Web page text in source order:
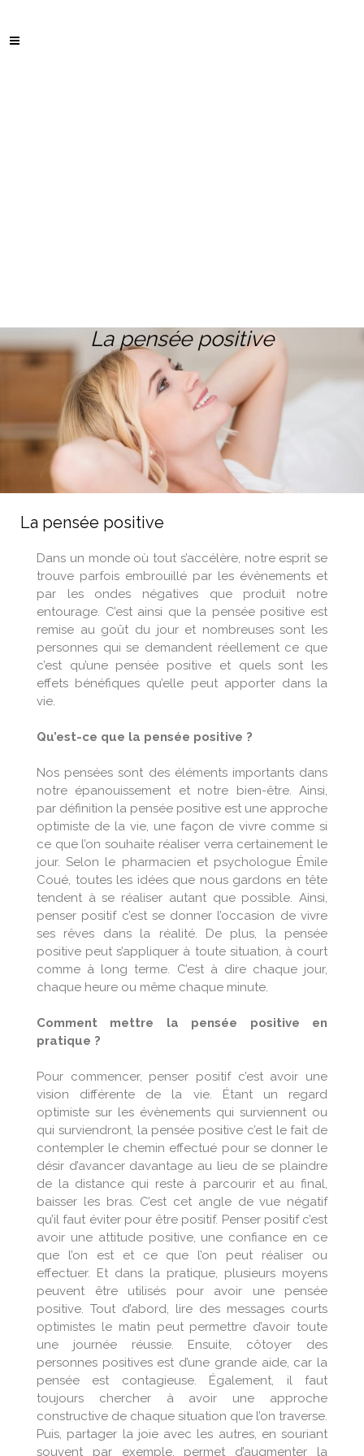
La pensée positive
La pensée positive
Dans un monde où tout s’accélère, notre esprit se
trouve parfois embrouillé par les évènements et
par les ondes négatives que produit notre
entourage. C’est ainsi que la pensée positive est
remise au goût du jour et nombreuses sont les
personnes qui se demandent réellement ce que
c’est qu’une pensée positive et quels sont les
effets bénéfiques qu’elle peut apporter dans la
vie.
Qu’est-ce que la pensée positive ?
Nos pensées sont des éléments importants dans
notre épanouissement et notre bien-être. Ainsi,
par définition la pensée positive est une approche
optimiste de la vie, une façon de vivre comme si
ce que l’on souhaite réaliser verra certainement le
jour. Selon le pharmacien et psychologue Émile
Coué, toutes les idées que nous gardons en tête
tendent à se réaliser autant que possible. Ainsi,
penser positif c’est se donner l’occasion de vivre
ses rêves dans la réalité. De plus, la pensée
positive peut s’appliquer à toute situation, à court
comme à long terme. C’est à dire chaque jour,
chaque heure ou même chaque minute.
Comment mettre la pensée positive en
pratique ?
Pour commencer, penser positif c’est avoir une
vision différente de la vie. Étant un regard
optimiste sur les évènements qui surviennent ou
qui surviendront, la pensée positive c’est le fait de
contempler le chemin effectué pour se donner le
désir d’avancer davantage au lieu de se plaindre
de la distance qui reste à parcourir et au final,
baisser les bras. C’est cet angle de vue négatif
qu’il faut éviter pour être positif. Penser positif c’est
avoir une attitude positive, une confiance en ce
que l’on est et ce que l’on peut réaliser ou
effectuer. Et dans la pratique, plusieurs moyens
peuvent être utilisés pour avoir une pensée
positive. Tout d’abord, lire des messages courts
optimistes le matin peut permettre d’avoir toute
une journée réussie. Ensuite, côtoyer des
personnes positives est d’une grande aide, car la
pensée est contagieuse. Également, il faut
toujours chercher à avoir une approche
constructive de chaque situation que l’on traverse.
Puis, partager la joie avec les autres, en souriant
souvent par exemple, permet d’augmenter la